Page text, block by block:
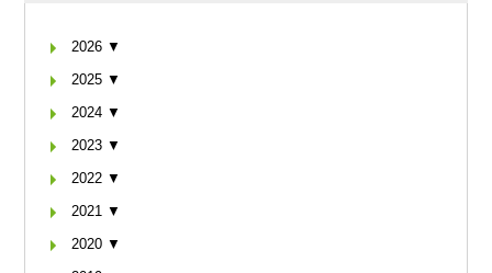
2026 ▼
2025 ▼
2024 ▼
2023 ▼
2022 ▼
2021 ▼
2020 ▼